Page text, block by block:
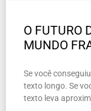
O FUTURO
MUNDO
Se você
texto longo. Se
texto leva